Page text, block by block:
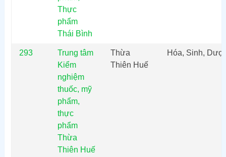
Thực
phẩm
Thái Bình
293
Trung tâm
Kiểm
nghiệm
thuốc, mỹ
phẩm,
thực
phẩm
Thừa
Thiên Huế
Thừa
Thiên Huế
Hóa, Sinh,